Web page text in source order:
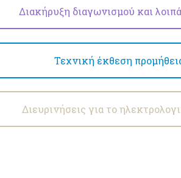
Διακήρυξη διαγωνισμού και
Τεχνική έκθεση
Διευρινήσεις για το